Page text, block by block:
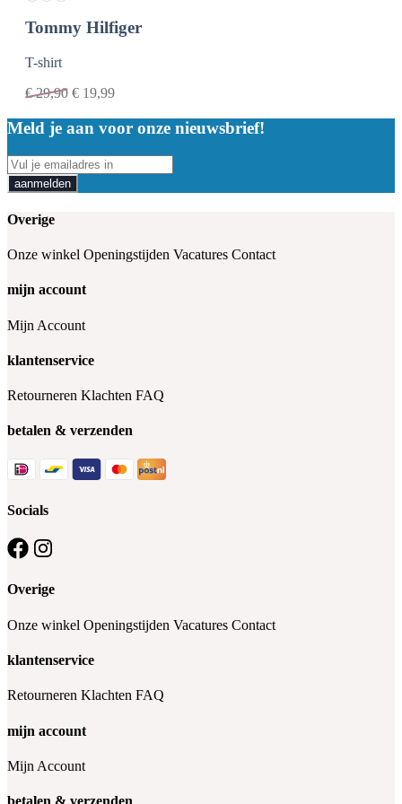
Tommy Hilfiger
T-shirt
€29,90 € 19,99
Meld je aan voor onze nieuwsbrief!
aanmelden
Overige
Onze winkel Openingstijden Vacatures Contact
mijn account
Mijn Account
klantenservice
Retourneren Klachten FAQ
betalen & verzenden
Socials
Overige
Onze winkel Openingstijden Vacatures Contact
klantenservice
Retourneren Klachten FAQ
mijn account
Mijn Account
betalen & verzenden